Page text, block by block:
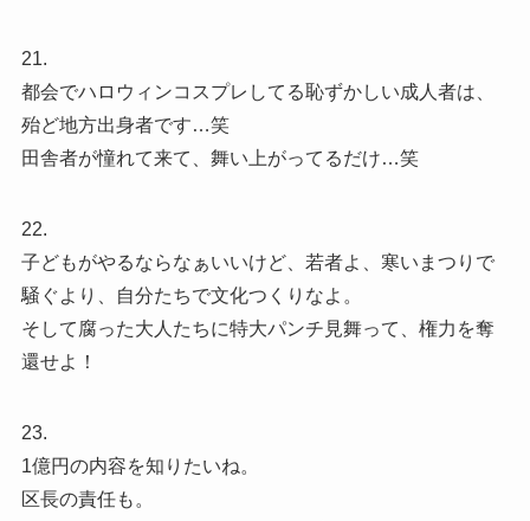
21.
都会でハロウィンコスプレしてる恥ずかしい成人者は、
殆ど地方出身者です…笑
田舎者が憧れて来て、舞い上がってるだけ…笑
22.
子どもがやるならなぁいいけど、若者よ、寒いまつりで
騒ぐより、自分たちで文化つくりなよ。
そして腐った大人たちに特大パンチ見舞って、権力を奪
還せよ！
23.
1億円の内容を知りたいね。
区長の責任も。